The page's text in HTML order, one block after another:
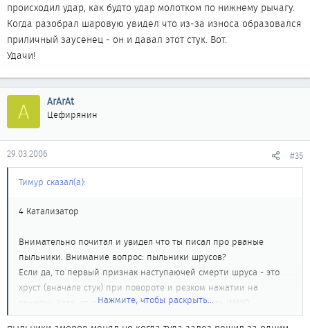
происходил удар, как будто удар молотком по нижнему рычагу.
Когда разобрал шаровую увидел что из-за износа образовался
приличный заусенец - он и давал этот стук. Вот.
Удачи!
A ArArAt
Цефирянин
29.03.2006 #35
Тимур сказал(а):
4 Катализатор
Внимательно почитал и увидел что ты писал про рваные
пыльники. Внимание вопрос: пыльники шрусов?
Если да, то первый признак наступаючей смерти шруса - это
хруст (вначале стук) при повороте и резком нажатии на
гашетку. Хотя, от раскачки стука не должно быть ИМХО.
Вообщем проверь (если не проверял) мож где дырочка.
Нажмите, чтобы раскрыть...